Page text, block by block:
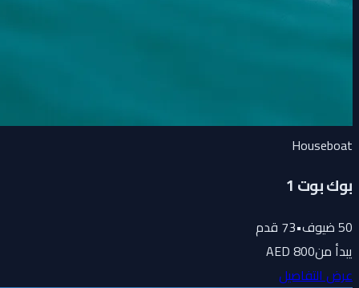
Houseboat
بوك بوت 1
50ضيوف•
73 قدم
يبدأ من800 AED
عرض التفاصيل